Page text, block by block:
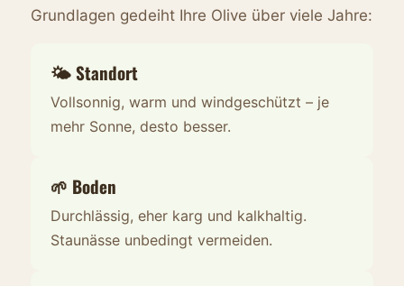
Grundlagen gedeiht Ihre Olive über viele Jahre:
🌤️ Standort
Vollsonnig, warm und windgeschützt – je
mehr Sonne, desto besser.
🌱 Boden
Durchlässig, eher karg und kalkhaltig.
Staunässe unbedingt vermeiden.